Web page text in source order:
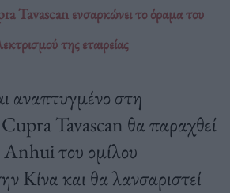
Tavascan ενσαρκώνει το όραμα του
της εταιρείας
αναπτυγμένο στη
Tavascan θα παραχθεί
Anhui του ομίλου
Κίνα και θα λανσαριστεί